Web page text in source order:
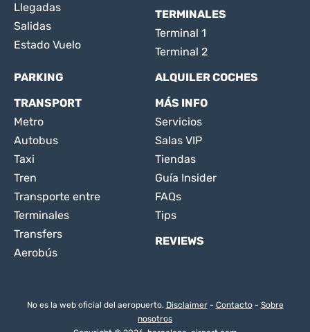
Llegadas
Salidas
Estado Vuelo
TERMINALES
Terminal 1
Terminal 2
PARKING
ALQUILER COCHES
TRANSPORT
Metro
Autobus
Taxi
Tren
Transporte entre
Terminales
Transfers
Aerobús
MÁS INFO
Servicios
Salas VIP
Tiendas
Guía Insider
FAQs
Tips
REVIEWS
No es la web oficial del aeropuerto. Disclaimer- Contacto- Sobre
nosotros